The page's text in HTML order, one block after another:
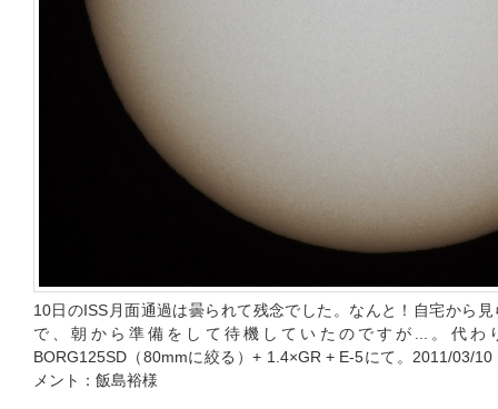
10日のISS月面通過は曇られて残念でした。なんと！自宅から
で、朝から準備をして待機していたのですが...。代わ
BORG125SD（80mmに絞る）+ 1.4×GR + E-5にて。2011/03/
メント：飯島裕様